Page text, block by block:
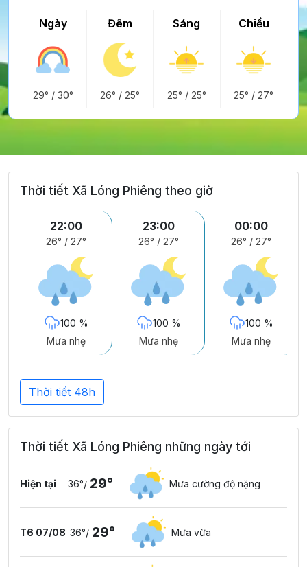
Ngày
29° / 30°
Đêm
26° / 25°
Sáng
25° / 25°
Chiều
25° /27°
Thời tiết Xã Lóng Phiêng theo giờ
22:00
26° / 27°
100 %
Mưa nhẹ
23:00
26° / 27°
100 %
Mưa nhẹ
00:00
26° / 27°
100 %
Mưa nhẹ
Thời tiết 48h
Thời tiết Xã Lóng Phiêng những ngày tới
Hiện tại 36°/ 29° Mưa cường độ nặng
T6 07/08 36°/ 29° Mưa vừa